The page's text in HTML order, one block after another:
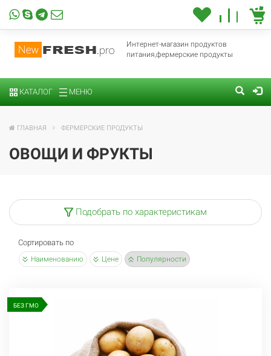
Интернет-магазин продуктов
питания,фермерские продукты
КАТАЛОГ МЕНЮ
ГЛАВНАЯ ФЕРМЕРСКИЕ ПРОДУКТЫ
ОВОЩИ И ФРУКТЫ
Подобрать по характеристикам
Сортировать по
Наименованию Цене Популярности
БЕЗ ГМО